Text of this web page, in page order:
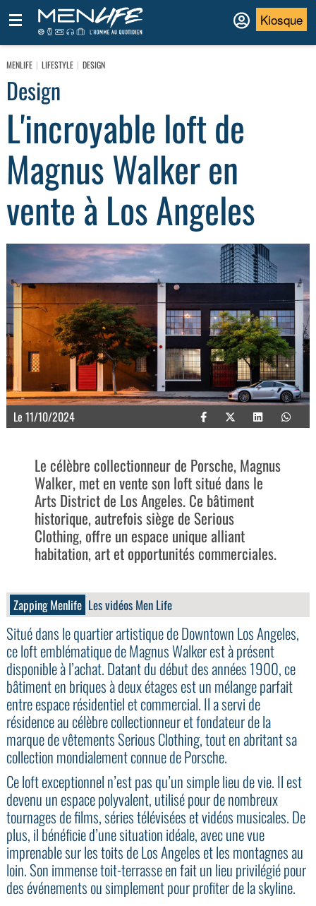
Kiosque
MENLIFE LIFESTYLE DESIGN
Design
L'incroyable loft de
Magnus Walker en
vente à Los Angeles
Le 11/10/2024
Le célèbre collectionneur de Porsche, Magnus
Walker, met en vente son loft situé dans le
Arts District de Los Angeles. Ce bâtiment
historique, autrefois siège de Serious
Clothing, offre un espace unique alliant
habitation, art et opportunités commerciales.
Zapping Menlife Les vidéos Men Life
Situé dans le quartier artistique de Downtown Los Angeles,
ce loft emblématique de Magnus Walker est à présent
disponible à l’achat. Datant du début des années 1900, ce
bâtiment en briques à deux étages est un mélange parfait
entre espace résidentiel et commercial. Il a servi de
résidence au célèbre collectionneur et fondateur de la
marque de vêtements Serious Clothing, tout en abritant sa
collection mondialement connue de Porsche.
Ce loft exceptionnel n’est pas qu’un simple lieu de vie. Il est
devenu un espace polyvalent, utilisé pour de nombreux
tournages de films, séries télévisées et vidéos musicales. De
plus, il bénéficie d’une situation idéale, avec une vue
imprenable sur les toits de Los Angeles et les montagnes au
loin. Son immense toit-terrasse en fait un lieu privilégié pour
des événements ou simplement pour profiter de la skyline.